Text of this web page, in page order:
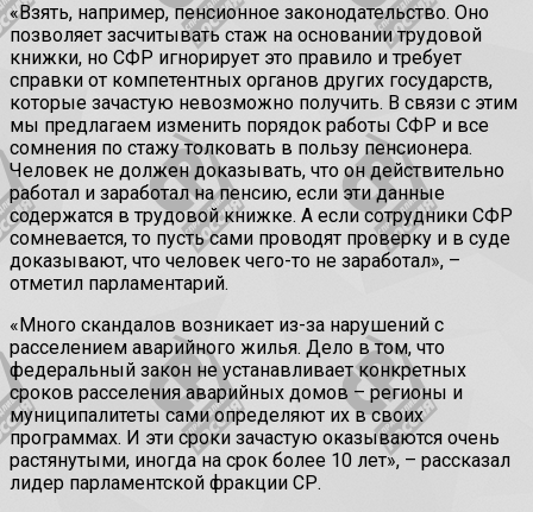
«Взять, например, пенсионное законодательство. Оно
позволяет засчитывать стаж на основании трудовой
книжки, но СФР игнорирует это правило и требует
справки от компетентных органов других государств,
которые зачастую невозможно получить. В связи с этим
мы предлагаем изменить порядок работы СФР и все
сомнения по стажу толковать в пользу пенсионера.
Человек не должен доказывать, что он действительно
работал и заработал на пенсию, если эти данные
содержатся в трудовой книжке. А если сотрудники СФР
сомневается, то пусть сами проводят проверку и в суде
доказывают, что человек чего-то не заработал», –
отметил парламентарий.
«Много скандалов возникает из-за нарушений с
расселением аварийного жилья. Дело в том, что
федеральный закон не устанавливает конкретных
сроков расселения аварийных домов – регионы и
муниципалитеты сами определяют их в своих
программах. И эти сроки зачастую оказываются очень
растянутыми, иногда на срок более 10 лет», – рассказал
лидер парламентской фракции СР.